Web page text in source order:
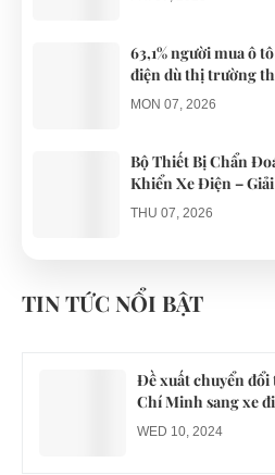
63,1% người mua ô
điện dù thị trường
MON 07, 2026
Bộ Thiết Bị Chẩn
Khiển Xe Điện –
Nghiệp
THU 07, 2026
gổ khi đón du khách
MON 07, 2026
TIN TỨC NỔI BẬT
Đề xuất chuyển đổi
Chí Minh sang xe
WED 10, 2024